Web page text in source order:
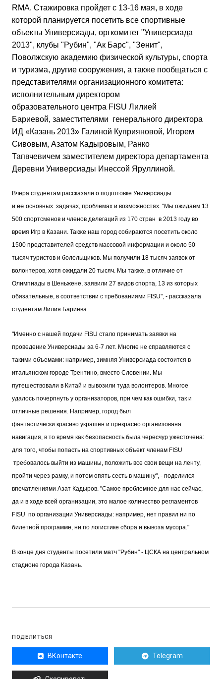
RMA. Стажировка пройдет с 13-16 мая, в ходе
которой планируется посетить все спортивные
объекты Универсиады, оргкомитет "Универсиада
2013", клубы "Рубин", "Ак Барс", "Зенит",
Поволжскую академию физической культуры, спорта
и туризма, другие сооружения, а также пообщаться с
представителями организационного комитета:
исполнительным директором
образовательного центра FISU Лилией
Бариевой, заместителями генерального директора
ИД «Казань 2013» Галиной Куприяновой, Игорем
Сивовым, Азатом Кадыровым, Ранко
Тапвчевичем заместителем директора департамента
Деревни Универсиады Инессой Яруллиной.
Вчера студентам рассказали о подготовке Универсиады
и ее основных задачах, проблемах и возможностях. "Мы ожидаем 13
500 спортсменов и членов делегаций из 170 стран в 2013 году во
время Игр в Казани. Также наш город собираются посетить около
1500 представителей средств массовой информации и около 50
тысяч туристов и болельщиков. Мы получили 18 тысяч заявок от
волонтеров, хотя ожидали 20 тысяч. Мы также, в отличие от
Олимпиады в Шеньжене, заявили 27 видов спорта, 13 из которых
обязательные, в соответствии с требованиями FISU", - рассказала
студентам Лилия Бариева.
"Именно с нашей подачи FISU стало принимать заявки на
проведение Универсиады за 6-7 лет. Многие не справляются с
такими объемами: например, зимняя Универсиада состоится в
итальянском городе Трентино, вместо Словении. Мы
путешествовали в Китай и вывозили туда волонтеров. Многое
удалось почерпнуть у организаторов, при чем как ошибки, так и
отличные решения. Например, город был
фантастически красиво украшен и прекрасно организована
навигация, в то время как безопасность была чересчур ужесточена:
для того, чтобы попасть на спортивных объект членам FISU
требовалось выйти из машины, положить все свои вещи на ленту,
пройти через рамку, и потом опять сесть в машину", - поделился
впечатлениями Азат Кадыров. "Самое проблемное для нас сейчас,
да и в ходе всей организации, это малое количество регламентов
FISU по организации Универсиады: например, нет правил ни по
билетной программе, ни по логистике сбора и вывоза мусора."
В конце дня студенты посетили матч "Рубин" - ЦСКА на центральном
стадионе города Казань.
ПОДЕЛИТЬСЯ
ВКонтакте Telegram